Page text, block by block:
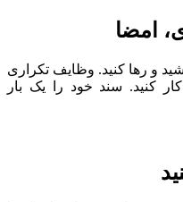
امضا
و رها کنید. وظایف تکراری
کنید. سند خود را یک بار